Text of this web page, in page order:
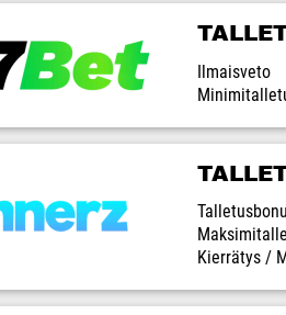
Ilmaisveto
Kierrätys /